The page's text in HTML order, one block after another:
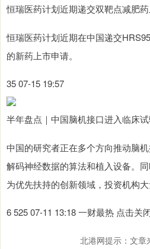
恒瑞医药计划近期递交双靶点减肥
恒瑞医药计划近期在中国递交
的新药上市申请。
35 07-15 19:57
半年盘点｜中国脑机接口进入临床
中国的研究者正在多个方向推动脑
解码神经数据的算法和植入设备。
为优先扶持的创新领域，投资机构大
6 525 07-11 13:18 一财最热 点击关
北港网提示：文章